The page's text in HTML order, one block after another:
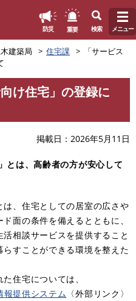
防災 重要 検索 メニュー
建築局 住宅課
「サービス
け住宅」の登録に
掲載日 2026年5月11日
とは、高齢者の方が安心して
、住宅としての居室の広さや
面の条件を備えるとともに、
相談サービスを提供すること
すことができる環境を整えた
住宅については、
報提供システム 〈外部リンク〉